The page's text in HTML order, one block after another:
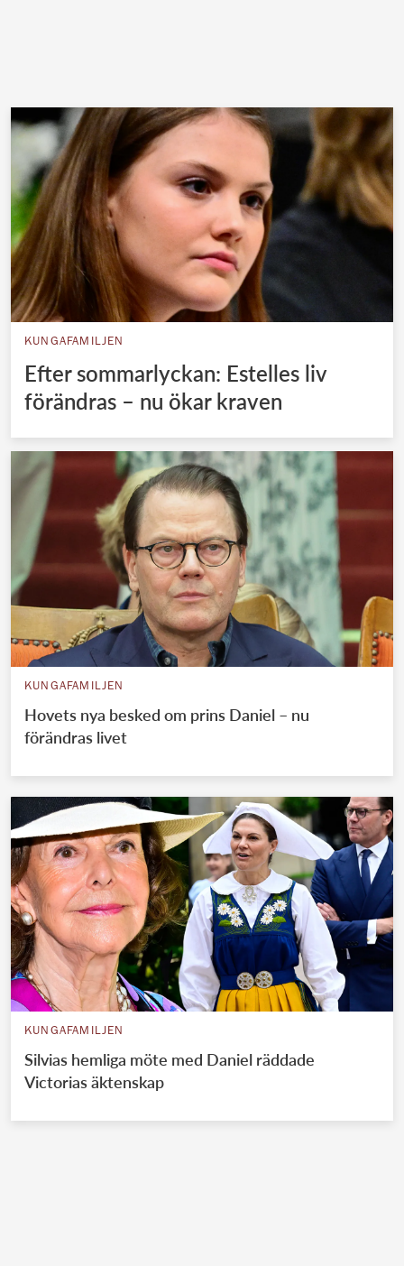
KUNGAFAMILJEN
Efter sommarlyckan: Estelles liv
förändras – nu ökar kraven
KUNGAFAMILJEN
Hovets nya besked om prins Daniel – nu
förändras livet
KUNGAFAMILJEN
Silvias hemliga möte med Daniel räddade
Victorias äktenskap